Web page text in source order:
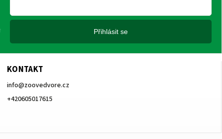
KONTAKT
info@zoovedvore.cz
+420605017615
Přihlásit se